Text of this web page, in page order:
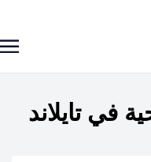
في تايلاند